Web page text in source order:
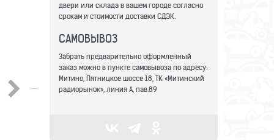
двери или склада в вашем городе согласно
срокам и стоимости доставки СДЭК.
САМОВЫВОЗ
Забрать предварительно оформленный
заказ можно в пункте самовывоза по адресу:
Митино, Пятницкое шоссе 18, ТК «Митинский
радиорынок», линия А, пав.89